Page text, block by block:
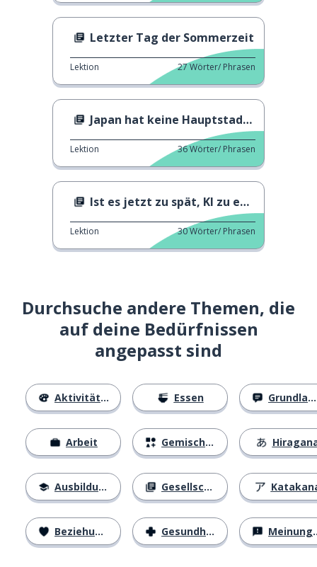
Letzter Tag der Sommerzeit
Lektion 27Wörter/ Phrasen
Japan hat keine Hauptstadt!?
Lektion 36Wörter/ Phrasen
Ist es jetzt zu spät, KI zu entwickeln?
Lektion 30Wörter/ Phrasen
Durchsuche andere Themen, die
auf deine Bedürfnissen
angepasst sind
Aktivitäten
Arbeit
Ausbildung
Beziehungen
Essen
Gemischtes
Gesellschaft
Gesundheit
Grundlagen
Meinungen